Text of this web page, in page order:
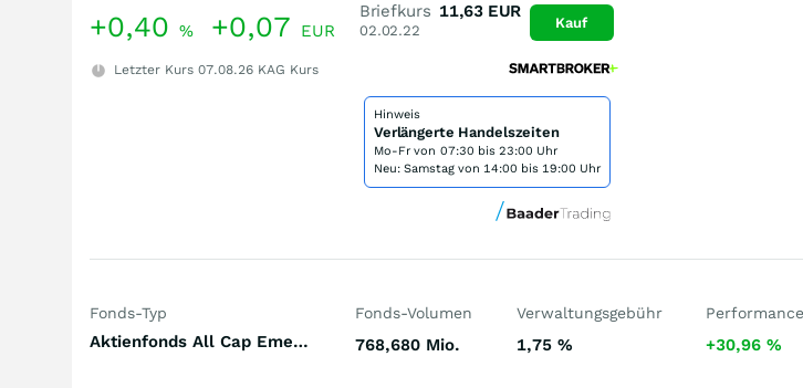
+0,40 % +0,07 EUR
Letzter Kurs 07.08.26 KAG Kurs
Briefkurs
02.02.22
11,63 EUR
Kauf
Hinweis
Verlängerte Handelszeiten
Mo-Fr von 07:30 bis 23:00 Uhr
Neu: Samstag von 14:00 bis 19:00 Uhr
Fonds-Typ
Aktienfonds All Cap Emerging Markets
Fonds-Volumen
768,680 Mio.
Verwaltungsgebühr
1,75 % +30,96%